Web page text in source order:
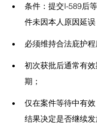
条件：提交I-589后
件未因本人原因延误
必须维持合法庇护程
初次获批后通常有
期；
仅在案件等待中有
结果决定是否继续发